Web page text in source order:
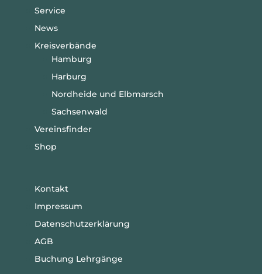
Service
News
Kreisverbände
Hamburg
Harburg
Nordheide und Elbmarsch
Sachsenwald
Vereinsfinder
Shop
Kontakt
Impressum
Datenschutzerklärung
AGB
Buchung Lehrgänge